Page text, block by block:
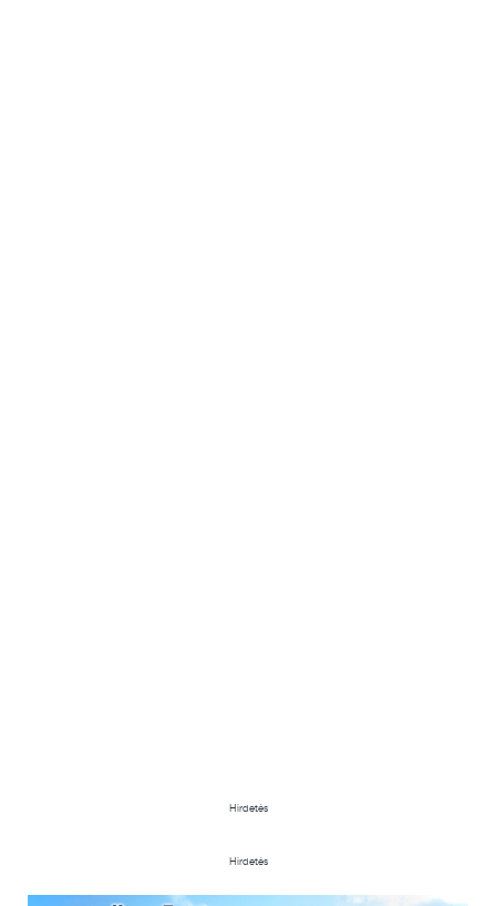
Hirdetés
Hirdetés